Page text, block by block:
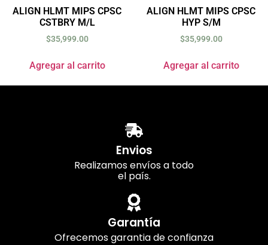
ALIGN HLMT MIPS CPSC
CSTBRY M/L
$35,999.00
Agregar al carrito
ALIGN HLMT MIPS CPSC
HYP S/M
$35,999.00
Agregar al carrito
Envios
Realizamos envíos a todo
el país.
Garantía
Ofrecemos garantia de confianza